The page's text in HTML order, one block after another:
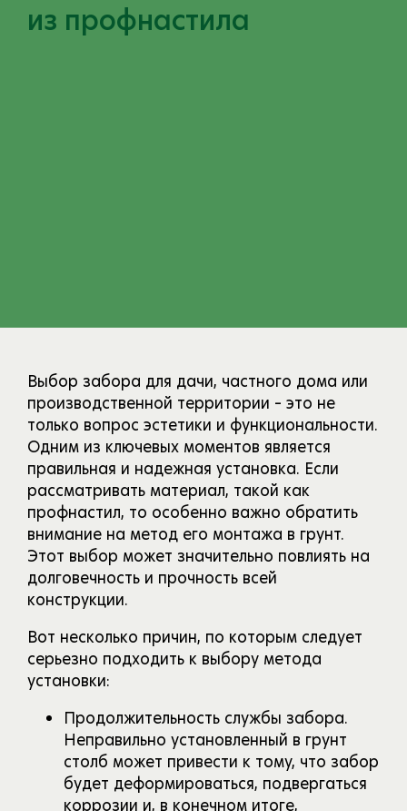
из профнастила
Выбор забора для дачи, частного дома или
производственной территории – это не
только вопрос эстетики и функциональности.
Одним из ключевых моментов является
правильная и надежная установка. Если
рассматривать материал, такой как
профнастил, то особенно важно обратить
внимание на метод его монтажа в грунт.
Этот выбор может значительно повлиять на
долговечность и прочность всей
конструкции.
Вот несколько причин, по которым следует
серьезно подходить к выбору метода
установки:
Продолжительность службы забора.
Неправильно установленный в грунт
столб может привести к тому, что забор
будет деформироваться, подвергаться
коррозии и, в конечном итоге,